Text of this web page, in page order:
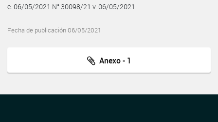
e. 06/05/2021 N° 30098/21 v. 06/05/2021
Fecha de publicación 06/05/2021
Anexo - 1